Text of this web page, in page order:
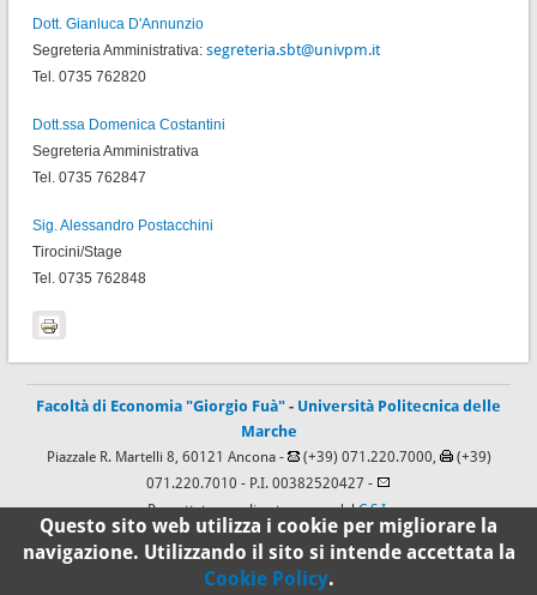
Dott.Gianluca D'Annunzio
Segreteria Amministrativa: segreteria.sbt@univpm.it
Tel. 0735 762820
Dott.ssa Domenica Costantini
Segreteria Amministrativa
Tel. 0735 762847
Sig.Alessandro Postacchini
Tirocini/Stage
Tel. 0735 762848
Facoltà di Economia "Giorgio Fuà" - Università Politecnica delle
Marche
Piazzale R. Martelli 8, 60121 Ancona - (+39) 071.220.7000,
(+39)
071.220.7010 - P.I. 00382520427 -
Progettato e realizzato a cura delC.S.I.
Questo sito web utilizza i cookie per migliorare la
navigazione. Utilizzando il sito si intende accettata la
Cookie Policy.